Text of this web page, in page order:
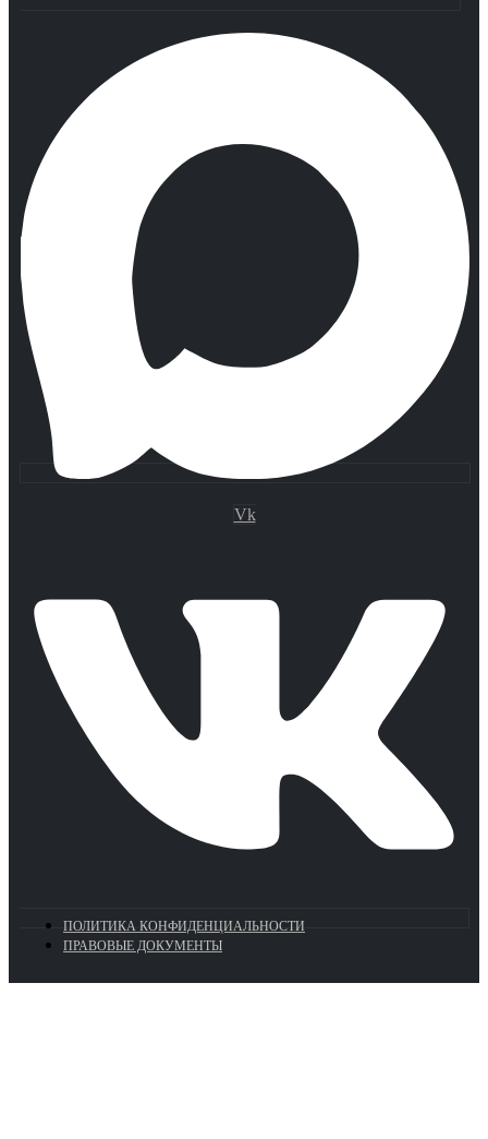
Vk
ПОЛИТИКА КОНФИДЕНЦИАЛЬНОСТИ
ПРАВОВЫЕ ДОКУМЕНТЫ